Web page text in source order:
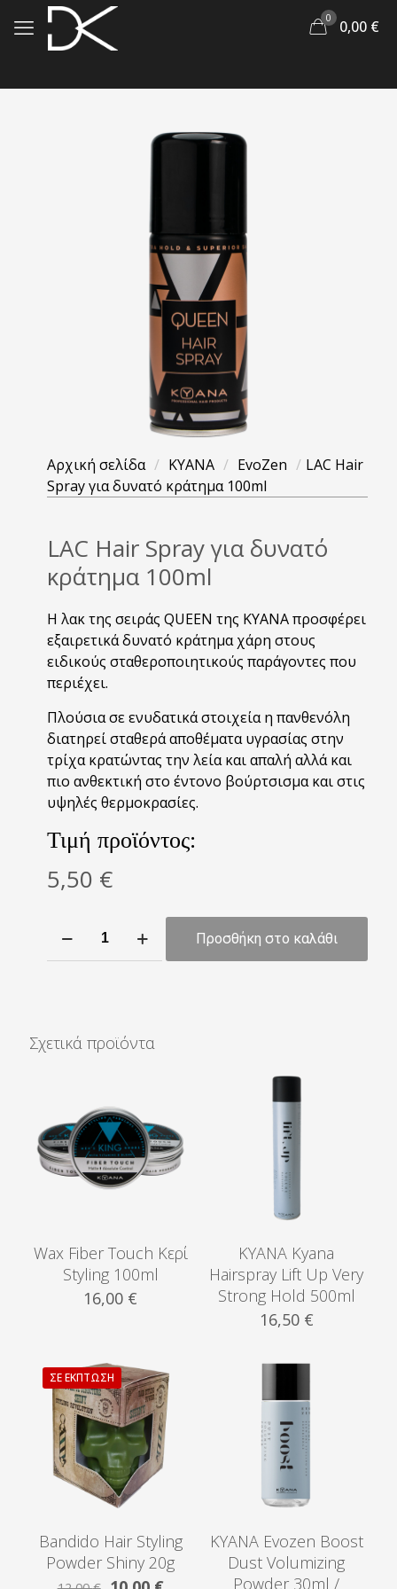
0 0,00 €
Αρχική σελίδα / KYANA / EvoZen / LAC Hair
Spray για δυνατό κράτημα 100ml
LAC Hair Spray για δυνατό
κράτημα 100ml
Η λακ της σειράς QUEEN της ΚΥΑΝΑ προσφέρει
εξαιρετικά δυνατό κράτημα χάρη στους
ειδικούς σταθεροποιητικούς παράγοντες που
περιέχει.
Πλούσια σε ενυδατικά στοιχεία η πανθενόλη
διατηρεί σταθερά αποθέματα υγρασίας στην
τρίχα κρατώντας την λεία και απαλή αλλά και
πιο ανθεκτική στο έντονο βούρτσισμα και στις
υψηλές θερμοκρασίες.
Τιμή προϊόντος:
5,50 €
κράτημα
100ml
Προσθήκη στο καλάθι
Σχετικά προϊόντα
Wax Fiber Touch Κερί
Styling 100ml
16,00 €
KYANA Kyana
Hairspray Lift Up Very
Strong Hold 500ml
16,50 €
ΣΕ ΈΚΠΤΩΣΗ
Bandido Hair Styling
Powder Shiny 20g
KYANA Evozen Boost
Dust Volumizing
Powder 30ml /